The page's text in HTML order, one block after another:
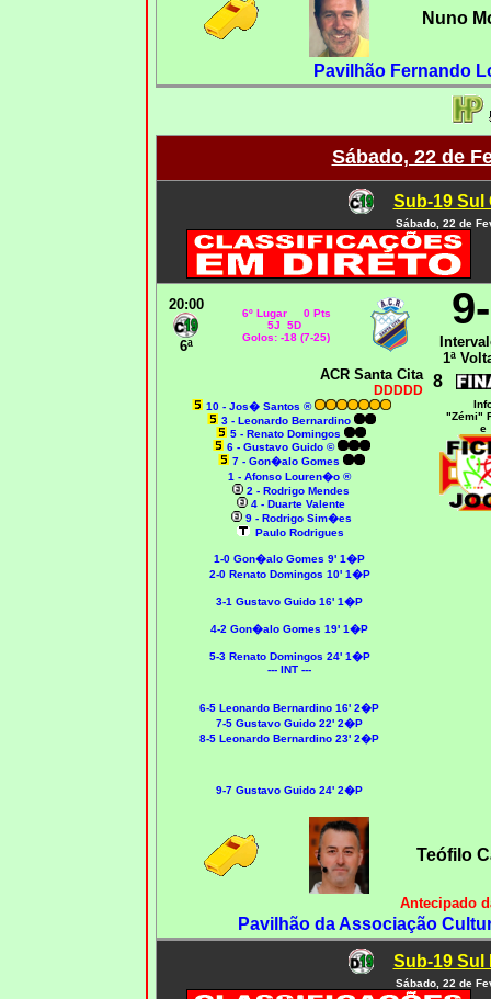
Nuno
Pavilhão Fernando
Sábado, 22 de
Sub-19 Sul
Sábado, 22 de
20:00
6ª
6º Lugar 0 Pts
5J 5D
Golos: -18 (7-25)
1ª
ACR Santa Cita
DDDDD 8
10 - Jos� Santos ®
3 - Leonardo Bernardino
5 - Renato Domingos
6 - Gustavo Guido ©
7 - Gon�alo Gomes
1 - Afonso Louren�o ®
2 - Rodrigo Mendes
4 - Duarte Valente
9 - Rodrigo Sim�es
Paulo Rodrigues
1-0 Gon�alo Gomes 9' 1�P
2-0 Renato Domingos 10' 1�P
3-1 Gustavo Guido 16' 1�P
4-2 Gon�alo Gomes 19' 1�P
5-3 Renato Domingos 24' 1�P
--- INT ---
6-5 Leonardo Bernardino 16' 2�P
7-5 Gustavo Guido 22' 2�P
8-5 Leonardo Bernardino 23' 2�P
9-7 Gustavo Guido 24' 2�P
"Zémi"
e
Teófilo
Antecipado
Pavilhão da Associação
Sub-19 Sul
Sábado, 22 de